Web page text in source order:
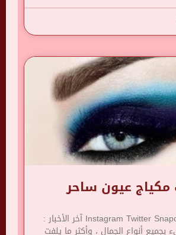
عيون ساحر
Instagram Twitter Snapchat Youtube آخر الأخبار :
بجميع أنواع الجمال ، وأكثر ما يلفت